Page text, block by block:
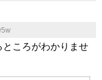
ころがわかりませ